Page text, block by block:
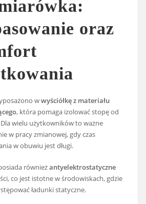
oraz
wwyściółkę z materiału
, która pomaga izolować stopę od
Dla wielu użytkowników to ważne
w pracy zmianowej, gdy czas
w obuwiu jest długi.
równieżantyelektrostatyczne
co jest istotne w środowiskach, gdzie
ładunki statyczne.